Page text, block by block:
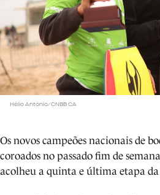
Hélio António/CNBB CA
Os novos campeões nacionais de
coroados no passado fim de
acolheu a quinta e última etapa